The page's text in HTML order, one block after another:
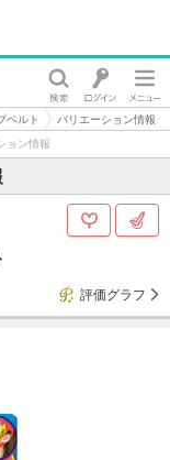
ベルト
バリエーション情報
ョン情報
評価グラフ